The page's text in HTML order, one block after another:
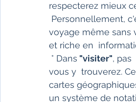
respecterez mieux
voyage même sans
et riche en
° Dans "visiter", pas
vous y  trouverez.
cartes
un système de